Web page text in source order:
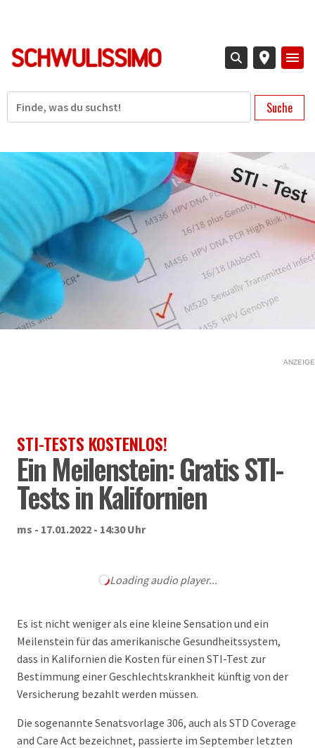
Suche
ANZEIGE
STI-TESTS KOSTENLOS!
Ein Meilenstein: Gratis STI-
Tests in Kalifornien
ms - 17.01.2022 - 14:30 Uhr
Loading audio player...
Es ist nicht weniger als eine kleine Sensation und ein
Meilenstein für das amerikanische Gesundheitssystem,
dass in Kalifornien die Kosten für einen STI-Test zur
Bestimmung einer Geschlechtskrankheit künftig von der
Versicherung bezahlt werden müssen.
Die sogenannte Senatsvorlage 306, auch als STD Coverage
and Care Act bezeichnet, passierte im September letzten